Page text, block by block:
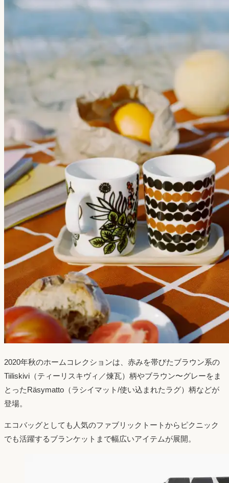
2020年秋のホームコレクションは、赤みを帯びたブラウン系の
Tiiliskivi（ティーリスキヴィ／煉瓦）柄やブラウン〜グレーをま
とったRäsymatto（ラシイマット/使い込まれたラグ）柄などが
登場。
エコバッグとしても人気のファブリックトートからピクニック
でも活躍するブランケットまで幅広いアイテムが展開。